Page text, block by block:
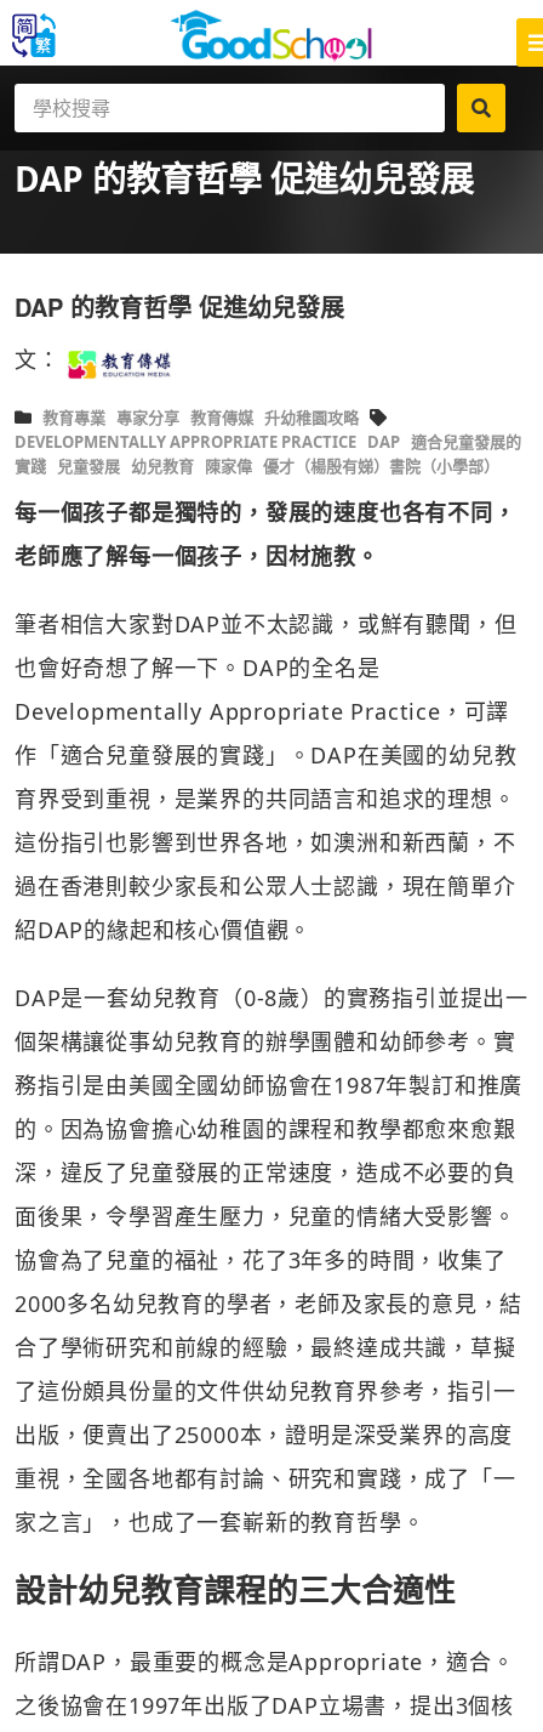
DAP 的教育哲學 促進幼兒發展
DAP 的教育哲學 促進幼兒發展
文：
教育專業 專家分享 教育傳媒 升幼稚園攻略
DEVELOPMENTALLY APPROPRIATE PRACTICE DAP 適合兒童發展的
實踐
兒童發展 幼兒教育 陳家偉 優才（楊殷有娣）書院（小學部）
每一個孩子都是獨特的，發展的速度也各有不同，
老師應了解每一個孩子，因材施教。
筆者相信大家對DAP並不太認識，或鮮有聽聞，但
也會好奇想了解一下。DAP的全名是
Developmentally Appropriate Practice，可譯
作「適合兒童發展的實踐」。DAP在美國的幼兒教
育界受到重視，是業界的共同語言和追求的理想。
這份指引也影響到世界各地，如澳洲和新西蘭，不
過在香港則較少家長和公眾人士認識，現在簡單介
紹DAP的緣起和核心價值觀。
DAP是一套幼兒教育（0-8歲）的實務指引並提出一
個架構讓從事幼兒教育的辦學團體和幼師參考。實
務指引是由美國全國幼師協會在1987年製訂和推廣
的。因為協會擔心幼稚園的課程和教學都愈來愈艱
深，違反了兒童發展的正常速度，造成不必要的負
面後果，令學習產生壓力，兒童的情緒大受影響。
協會為了兒童的福祉，花了3年多的時間，收集了
2000多名幼兒教育的學者，老師及家長的意見，結
合了學術研究和前線的經驗，最終達成共識，草擬
了這份頗具份量的文件供幼兒教育界參考，指引一
出版，便賣出了25000本，證明是深受業界的高度
重視，全國各地都有討論、研究和實踐，成了「一
家之言」，也成了一套嶄新的教育哲學。
設計幼兒教育課程的三大合適性
所謂DAP，最重要的概念是Appropriate，適合。
之後協會在1997年出版了DAP立場書，提出3個核